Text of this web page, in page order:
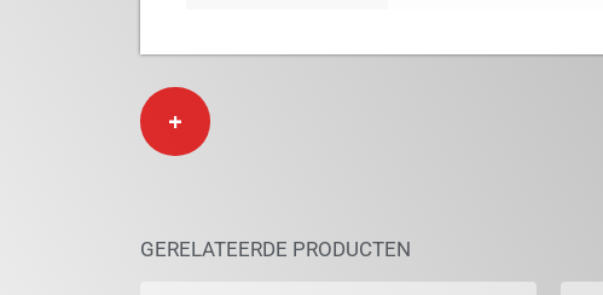
+
GERELATEERDE PRODUCTEN